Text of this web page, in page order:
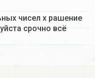
чисел х рашение
срочно всё